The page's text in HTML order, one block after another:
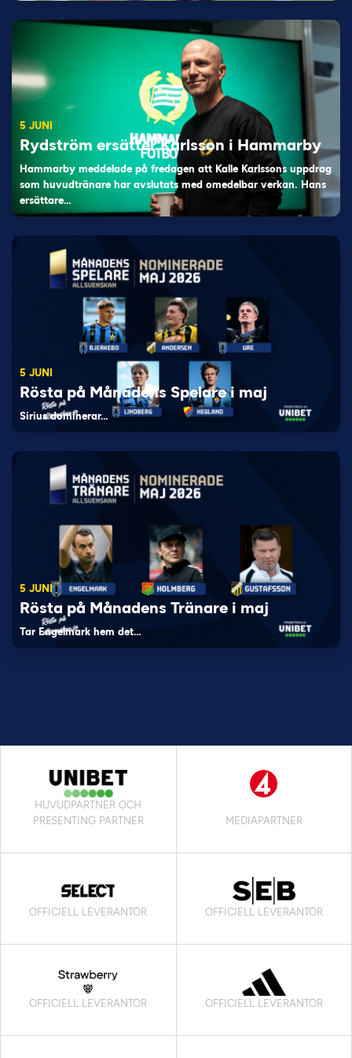
5 JUNI
Rydström ersätter Karlsson i Hammarby
Hammarby meddelade på fredagen att Kalle Karlssons uppdrag
som huvudtränare har avslutats med omedelbar verkan. Hans
ersättare…
5 JUNI
Rösta på Månadens Spelare i maj
Sirius dominerar…
5 JUNI
Rösta på Månadens Tränare i maj
Tar Engelmark hem det…
HUVUDPARTNER OCH
PRESENTING PARTNER
MEDIAPARTNER
OFFICIELL LEVERANTÖR OFFICIELL LEVERANTÖR
OFFICIELL LEVERANTÖR OFFICIELL LEVERANTÖR